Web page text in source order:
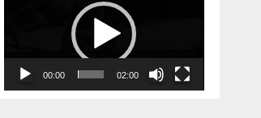
00:00 02:00